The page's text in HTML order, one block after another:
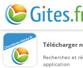
Télécharger
Recherchez et
application